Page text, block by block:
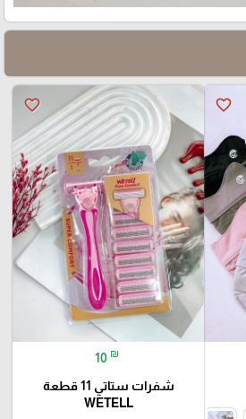
favorite_border
favorite_border
10 ₪
شفرات ستاتي 11 قطعة
WETELL